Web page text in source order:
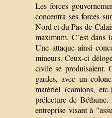
Les forces
concentra ses forces
Nord et du Pas-de-
maximum. C’est dans
Une attaque ainsi
mineurs. Ceux-ci
civile se produisaient.
gardes, avec un
matériel (camions,
préfecture de
entreprise visant à